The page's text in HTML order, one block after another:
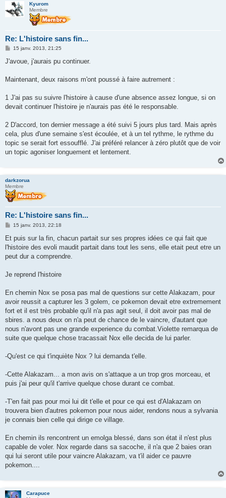
Kyurom
Membre
Re: L'histoire sans fin...
M
s
g
15 janv. 2013, 21:25
J'avoue, j'aurais pu continuer.
Maintenant, deux raisons m'ont poussé à faire autrement :
1 J'ai pas su suivre l'histoire à cause d'une absence assez longue, si on
devait continuer l'histoire je n'aurais pas été le responsable.
2 D'accord, ton dernier message a été suivi 5 jours plus tard. Mais après
cela, plus d'une semaine s'est écoulée, et à un tel rythme, le rythme du
topic se serait fort essoufflé. J'ai préféré relancer à zéro plutôt que de voir
un topic agoniser longuement et lentement.
darkzorua
Membre
Re: L'histoire sans fin...
M
s
a
g
15 janv. 2013, 22:18
Et puis sur la fin, chacun partait sur ses propres idées ce qui fait que
l'histoire des evoli maudit partait dans tout les sens, elle etait peut etre un
peut dur a comprendre.
Je reprend l'histoire
En chemin Nox se posa pas mal de questions sur cette Alakazam, pour
avoir reussit a capturer les 3 golem, ce pokemon devait etre extremement
fort et il est très probable qu'il n'a pas agit seul, il doit avoir pas mal de
sbires. a nous deux on n'a peut de chance de le vaincre, d'autant que
nous n'avont pas une grande experience du combat.Violette remarqua de
suite que quelque chose tracassait Nox elle decida de lui parler.
-Qu'est ce qui t'inquiète Nox ? lui demanda t'elle.
-Cette Alakazam... a mon avis on s'attaque a un trop gros morceau, et
puis j'ai peur qu'il t'arrive quelque chose durant ce combat.
-T'en fait pas pour moi lui dit t'elle et pour ce qui est d'Alakazam on
trouvera bien d'autres pokemon pour nous aider, rendons nous a sylvania
je connais bien celle qui dirige ce village.
En chemin ils rencontrent un emolga blessé, dans son état il n'est plus
capable de voler. Nox regarde dans sa sacoche, il n'a que 2 baies oran
qui lui seront utile pour vaincre Alakazam, va t'il aider ce pauvre
pokemon....
Carapuce